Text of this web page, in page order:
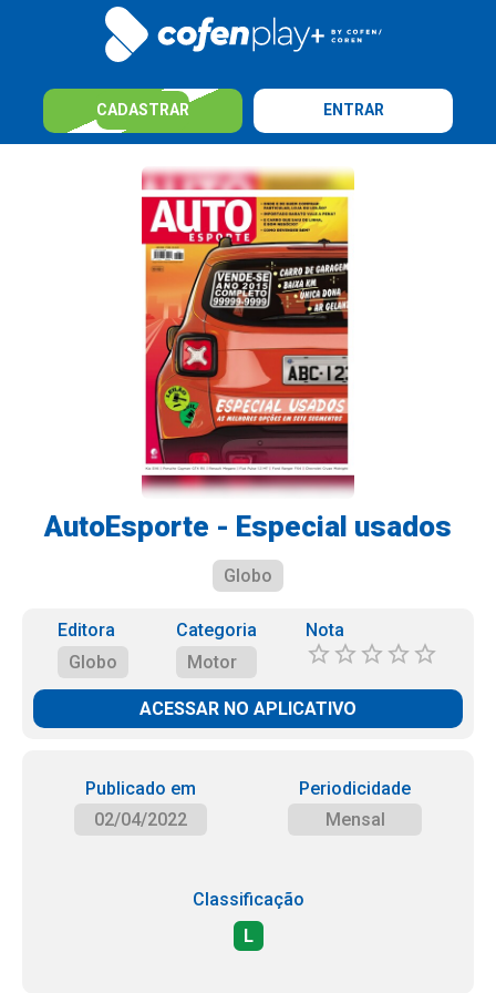
CADASTRAR ENTRAR
AutoEsporte - Especial usados
Globo
Editora
Globo
Categoria
Motor
Nota
ACESSAR NO APLICATIVO
Publicado em
02/04/2022
Periodicidade
Mensal
Classificação
L